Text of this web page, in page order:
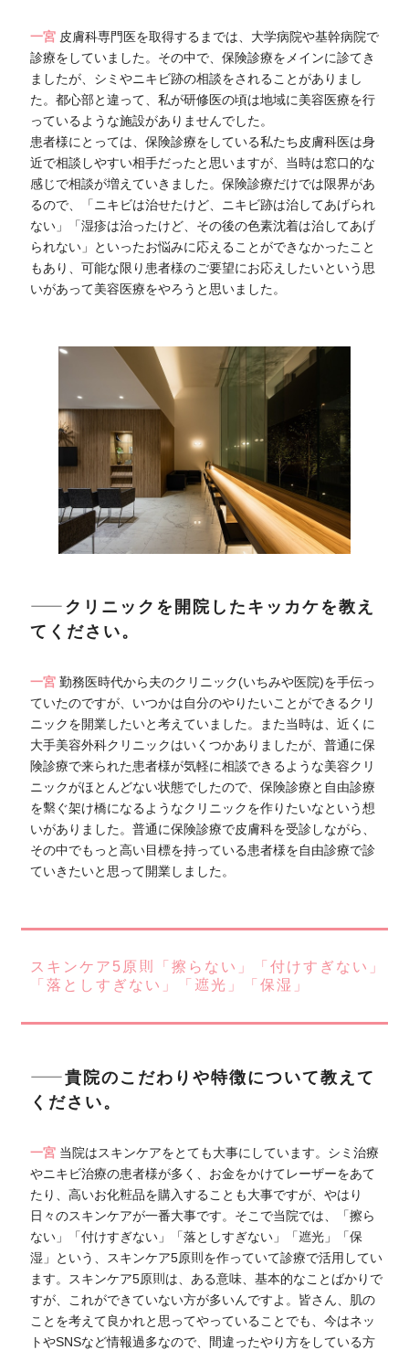
一宮 皮膚科専門医を取得するまでは、大学病院や基幹病院で
診療をしていました。その中で、保険診療をメインに診てき
ましたが、シミやニキビ跡の相談をされることがありまし
た。都心部と違って、私が研修医の頃は地域に美容医療を行
っているような施設がありませんでした。
患者様にとっては、保険診療をしている私たち皮膚科医は身
近で相談しやすい相手だったと思いますが、当時は窓口的な
感じで相談が増えていきました。保険診療だけでは限界があ
るので、「ニキビは治せたけど、ニキビ跡は治してあげられ
ない」「湿疹は治ったけど、その後の色素沈着は治してあげ
られない」といったお悩みに応えることができなかったこと
もあり、可能な限り患者様のご要望にお応えしたいという思
いがあって美容医療をやろうと思いました。
――クリニックを開院したキッカケを教え
てください。
一宮勤務医時代から夫のクリニック(いちみや医院)を手伝っ
ていたのですが、いつかは自分のやりたいことができるクリ
ニックを開業したいと考えていました。また当時は、近くに
大手美容外科クリニックはいくつかありましたが、普通に保
険診療で来られた患者様が気軽に相談できるような美容クリ
ニックがほとんどない状態でしたので、保険診療と自由診療
を繋ぐ架け橋になるようなクリニックを作りたいなという想
いがありました。普通に保険診療で皮膚科を受診しながら、
その中でもっと高い目標を持っている患者様を自由診療で診
ていきたいと思って開業しました。
スキンケア5原則「擦らない」「付けすぎない」
「落としすぎない」「遮光」「保湿」
――貴院のこだわりや特徴について教えて
ください。
一宮 当院はスキンケアをとても大事にしています。シミ治療
やニキビ治療の患者様が多く、お金をかけてレーザーをあて
たり、高いお化粧品を購入することも大事ですが、やはり
日々のスキンケアが一番大事です。そこで当院では、「擦ら
ない」「付けすぎない」「落としすぎない」「遮光」「保
湿」という、スキンケア5原則を作っていて診療で活用してい
ます。スキンケア5原則は、ある意味、基本的なことばかりで
すが、これができていない方が多いんですよ。皆さん、肌の
ことを考えて良かれと思ってやっていることでも、今はネッ
トやSNSなど情報過多なので、間違ったやり方をしている方